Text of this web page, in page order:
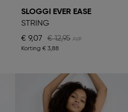
SLOGGI EVER EASE
STRING
€ 9,07
€ 12,95
Korting € 3,88